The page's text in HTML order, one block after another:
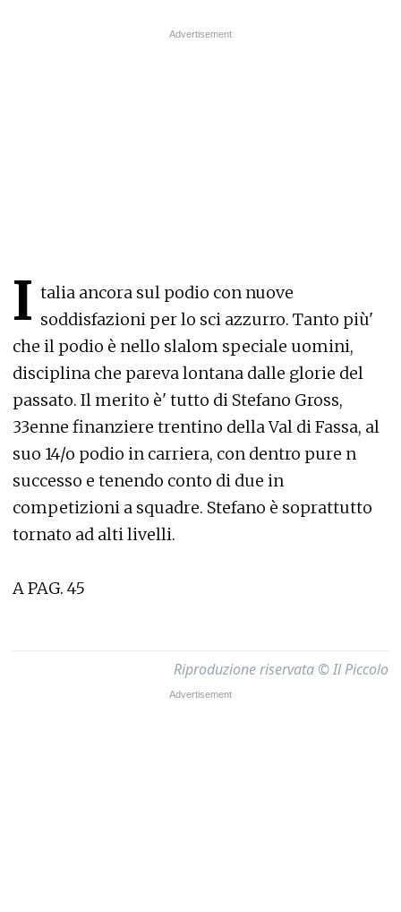
I talia ancora sul podio con nuove
soddisfazioni per lo sci azzurro. Tanto più'
che il podio è nello slalom speciale uomini,
disciplina che pareva lontana dalle glorie del
passato. Il merito è' tutto di Stefano Gross,
33enne finanziere trentino della Val di Fassa, al
suo 14/o podio in carriera, con dentro pure n
successo e tenendo conto di due in
competizioni a squadre. Stefano è soprattutto
tornato ad alti livelli.
A PAG. 45
Riproduzione riservata © Il Piccolo